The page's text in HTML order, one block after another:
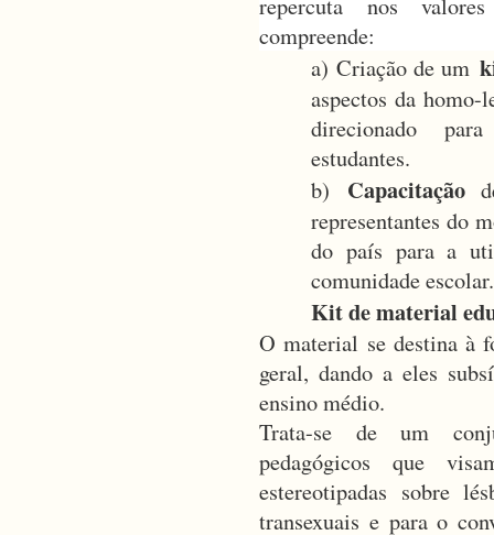
repercuta nos
compreende:
a) Criação de um
aspectos da homo-
direcionado
estudantes.
b) Capacitação
representantes do
do país para a
comunidade escolar.
Kit de material
O material se destina à
geral, dando a eles
ensino médio.
Trata-se de um
pedagógicos que
estereotipadas sobre
transexuais e para o